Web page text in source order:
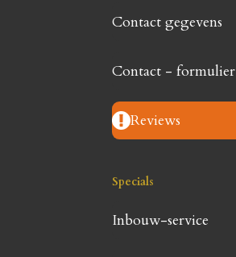
Contact gegevens
Contact - formulier
Reviews
Specials
Inbouw-service